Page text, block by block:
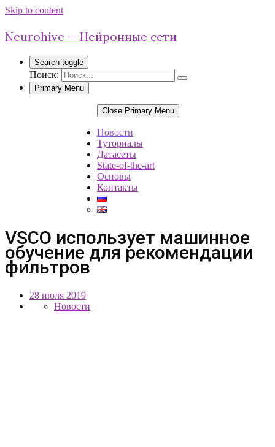
Skip to content
Neurohive — Нейронные сети
Search toggle
Поиск:
Primary Menu
Close Primary Menu
Новости
Туториалы
Датасеты
State-of-the-art
Основы
Контакты
VSCO использует машинное
обучение для рекомендации
фильтров
28 июля 2019
Новости